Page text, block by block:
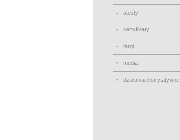
atesty
certyfikaty
targi
media
działania charytatywne